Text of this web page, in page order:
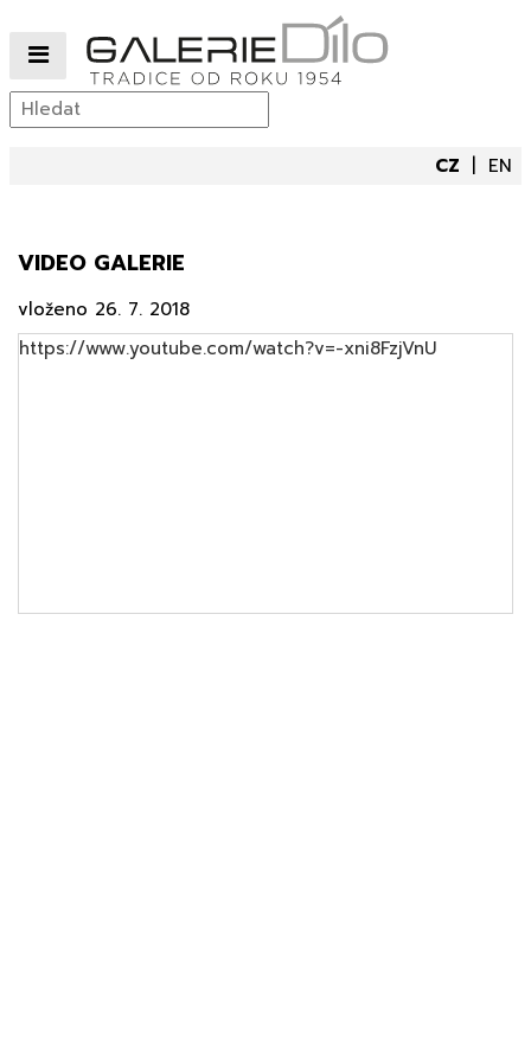
CZ EN
VIDEO GALERIE
vloženo 26. 7. 2018
https://www.youtube.com/watch?v=-xni8FzjVnU